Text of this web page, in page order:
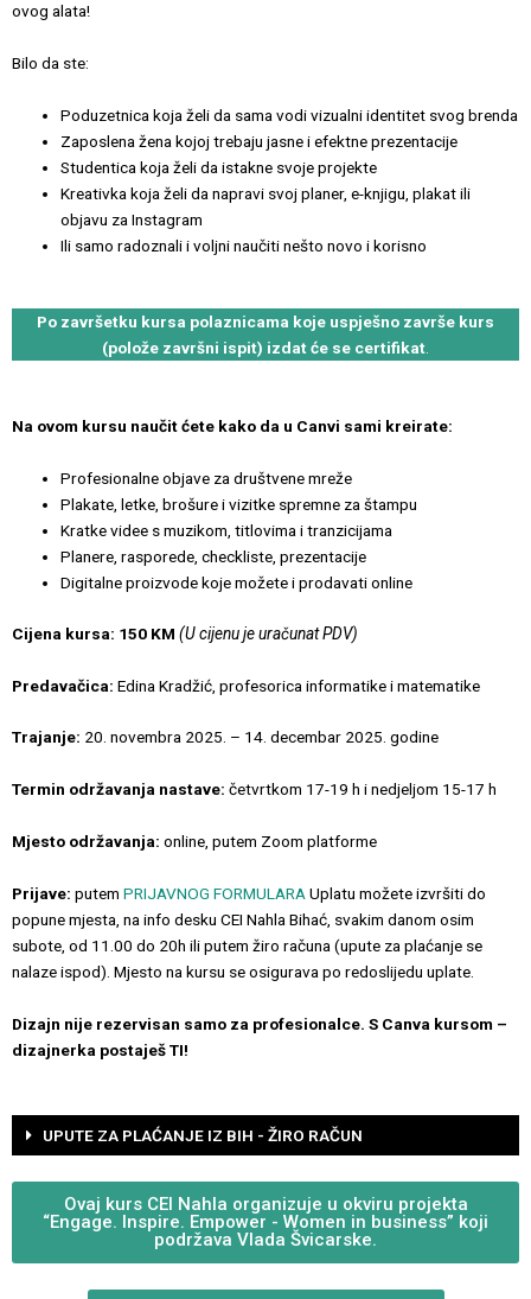
ovog alata!
Bilo da ste:
Poduzetnica koja želi da sama vodi vizualni identitet svog brenda
Zaposlena žena kojoj trebaju jasne i efektne prezentacije
Studentica koja želi da istakne svoje projekte
Kreativka koja želi da napravi svoj planer, e-knjigu, plakat ili
objavu za Instagram
Ili samo radoznali i voljni naučiti nešto novo i korisno
Po završetku kursa polaznicama koje uspješno završe kurs
(polože završni ispit) izdat će se certifikat.
Na ovom kursu naučit ćete kako da u Canvi sami kreirate:
Profesionalne objave za društvene mreže
Plakate, letke, brošure i vizitke spremne za štampu
Kratke videe s muzikom, titlovima i tranzicijama
Planere, rasporede, checkliste, prezentacije
Digitalne proizvode koje možete i prodavati online
Cijena kursa: 150 KM (U cijenu je uračunat PDV)
Predavačica: Edina Kradžić, profesorica informatike i matematike
Trajanje: 20. novembra 2025. – 14. decembar 2025. godine
Termin održavanja nastave: četvrtkom 17-19 h i nedjeljom 15-17 h
Mjesto održavanja: online, putem Zoom platforme
Prijave: putem PRIJAVNOG FORMULARA Uplatu možete izvršiti do
popune mjesta, na info desku CEI Nahla Bihać, svakim danom osim
subote, od 11.00 do 20h ili putem žiro računa (upute za plaćanje se
nalaze ispod). Mjesto na kursu se osigurava po redoslijedu uplate.
Dizajn nije rezervisan samo za profesionalce. S Canva kursom –
dizajnerka postaješ TI!
UPUTE ZA PLAĆANJE IZ BIH - ŽIRO RAČUN
Ovaj kurs CEI Nahla organizuje u okviru projekta
“Engage. Inspire. Empower - Women in business” koji
podržava Vlada Švicarske.